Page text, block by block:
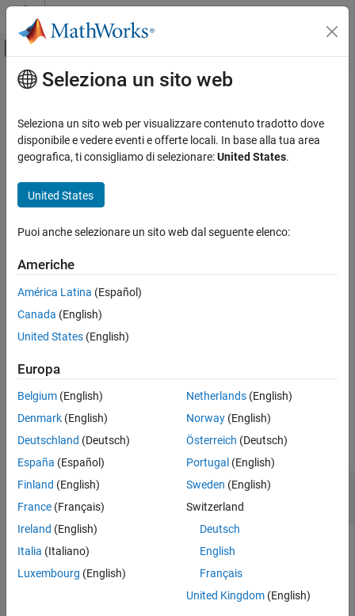
Vai al contenuto
Attiva/disattiva menu di navigazione
Pagina iniziale della documentazione
Algebra lineare
triu
IN QUESTA PAGINA
Sintassi
Esempi
Funzionalità estese
Cronologia versioni
Contenuto principale
triu
Parte triangolare superiore della matrice
Sintassi
U = triu(A,k)
matriceA.
esempio
U = triu(
diagonale diAe sopra di essa.
Esempi
comprimi tutto
Estrazione di porzioni triangolari superiori della
matrice
Creare una matrice 4x4 di numeri uno. Estrarre la porzione
triangolare superiore.
Seleziona un sito web
Seleziona un sito web per visualizzare contenuto tradotto dove
disponibile e vedere eventi e offerte locali. In base alla tua area
geografica, ti consigliamo di selezionare:United States.
United States
Puoi anche selezionare un sito web dal seguente elenco:
Americhe
América Latina (Español)
Canada (English)
United States (English)
Europa
Belgium (English)
Denmark (English)
Deutschland (Deutsch)
España (Español)
Finland (English)
France (Français)
Ireland (English)
Italia (Italiano)
Luxembourg (English)
Netherlands(English)
Norway(English)
Österreich (Deutsch)
Portugal (English)
Sweden (English)
Switzerland
Deutsch
English
Français
United Kingdom(English)